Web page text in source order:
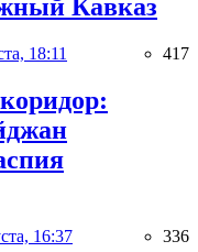
Кавказ
18:11 417
16:37 336